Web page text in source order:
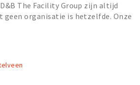
D&B The Facility Group zijn altijd
geen organisatie is hetzelfde. Onze